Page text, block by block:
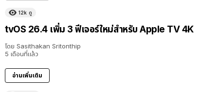
12k ดู
tvOS 26.4 เพิ่ม 3 ฟีเจอร์ใหม่สำหรับ Apple TV 4K
โดย Sasithakan Sritonthip
5 เดือนที่แล้ว
อ่านเพิ่มเติม